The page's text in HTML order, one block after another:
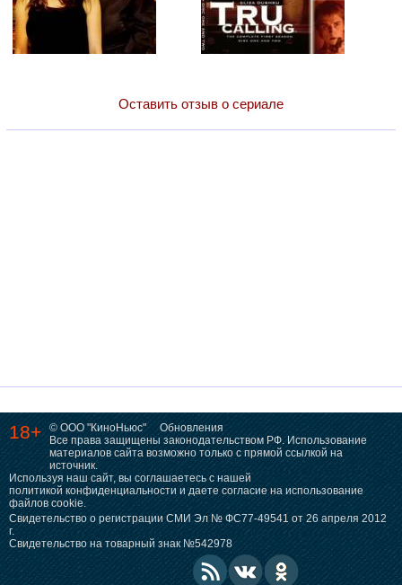
Оставить отзыв о сериале
18+ © ООО "КиноНьюс"
Обновления
Все права защищены законодательством РФ. Использование
материалов сайта возможно только с прямой ссылкой на
источник.
Используя наш сайт, вы соглашаетесь с нашей
политикой конфиденциальности и даете согласие на использование
файлов cookie.
Свидетельство о регистрации СМИ Эл № ФС77-49541 от 26 апреля 2012
г.
Свидетельство на товарный знак №542978